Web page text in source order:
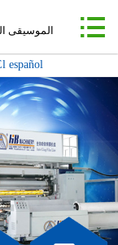

español